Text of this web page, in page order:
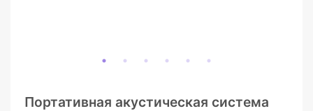
Портативная акустическая система